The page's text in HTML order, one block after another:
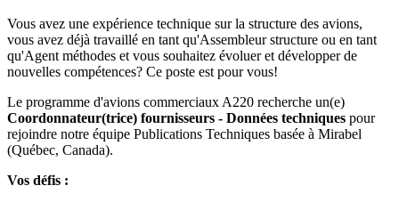
Vous avez une expérience technique sur la structure des avions,
vous avez déjà travaillé en tant qu'Assembleur structure ou en tant
qu'Agent méthodes et vous souhaitez évoluer et développer de
nouvelles compétences? Ce poste est pour vous!
Le programme d'avions commerciaux A220 recherche un(e)
Coordonnateur(trice) fournisseurs - Données techniques pour
rejoindre notre équipe Publications Techniques basée à Mirabel
(Québec, Canada).
Vos défis :